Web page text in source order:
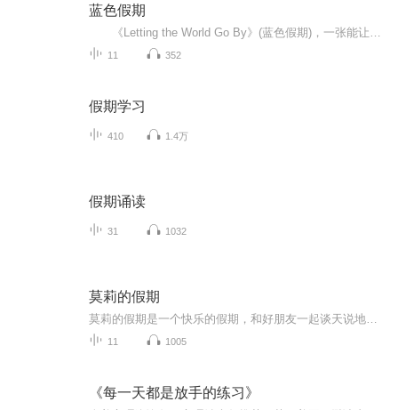
蓝色假期
11 352
假期学习
410 1.4万
假期诵读
31 1032
莫莉的假期
11 1005
《每一天都是放手的练习》